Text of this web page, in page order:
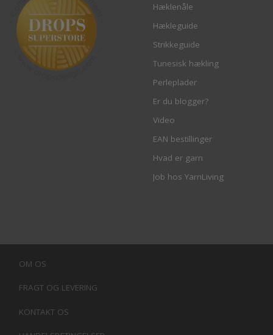
Hæklenåle
Hækleguide
Strikkeguide
Tunesisk hækling
Perleplader
Er du blogger?
Video
EAN bestillinger
Hvad er garn
Job hos YarnLiving
OM OS
FRAGT OG LEVERING
KONTAKT OS